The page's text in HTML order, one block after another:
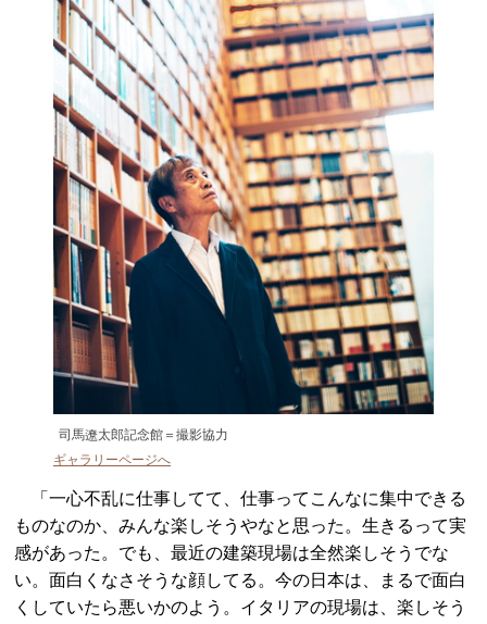
司馬遼太郎記念館＝撮影協力
ギャラリーページへ
「一心不乱に仕事してて、仕事ってこんなに集中できる
ものなのか、みんな楽しそうやなと思った。生きるって実
感があった。でも、最近の建築現場は全然楽しそうでな
い。面白くなさそうな顔してる。今の日本は、まるで面白
くしていたら悪いかのよう。イタリアの現場は、楽しそう